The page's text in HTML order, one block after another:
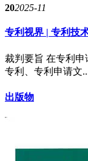
202025-11
专利视界 | 专利技
裁判要旨 在专利
专利、专利申请文
出版物